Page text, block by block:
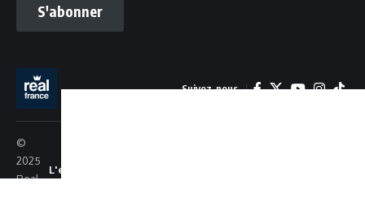
S'abonner
Suivez-nous
©
2025
Real
L'équipe